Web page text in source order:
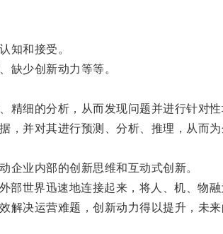
知和接受。
少创新动力等等。
细的分析，从而发现问题并进行针对性
并对其进行预测、分析、推理，从而为
业内部的创新思维和互动式创新。
界迅速地连接起来，将人、机、物融
决运营难题，创新动力得以提升，未